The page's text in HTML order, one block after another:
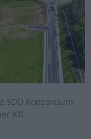
SDD Konzorcium
Kft.